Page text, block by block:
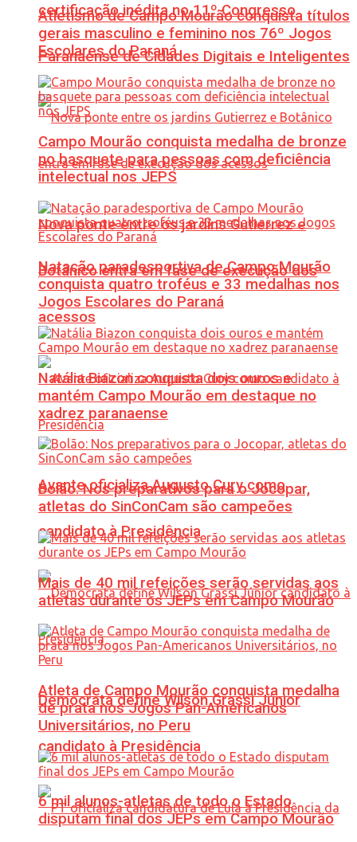
certificação inédita no 11º Congresso
Paranaense de Cidades Digitais e Inteligentes
Nova ponte entre os jardins Gutierrez e
Botânico entra em fase de execução dos
acessos
Avante oficializa Augusto Cury como
candidato à Presidência
Democrata define Wilson Grassi Júnior
candidato à Presidência
Atletismo de Campo Mourão conquista títulos
gerais masculino e feminino nos 76º Jogos
Escolares do Paraná
Campo Mourão conquista medalha de bronze
no basquete para pessoas com deficiência
intelectual nos JEPS
Natação paradesportiva de Campo Mourão
conquista quatro troféus e 33 medalhas nos
Jogos Escolares do Paraná
Natália Biazon conquista dois ouros e
mantém Campo Mourão em destaque no
xadrez paranaense
Bolão: Nos preparativos para o Jocopar,
atletas do SinConCam são campeões
Mais de 40 mil refeições serão servidas aos
atletas durante os JEPs em Campo Mourão
Atleta de Campo Mourão conquista medalha
de prata nos Jogos Pan-Americanos
Universitários, no Peru
6 mil alunos-atletas de todo o Estado
disputam final dos JEPs em Campo Mourão